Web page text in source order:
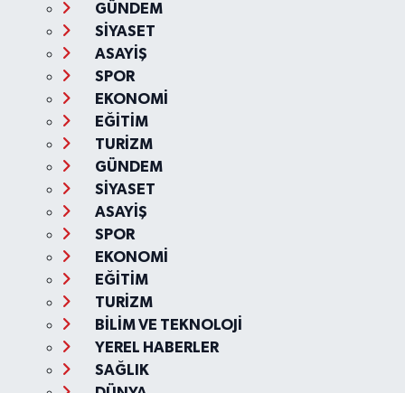
GÜNDEM
SİYASET
ASAYİŞ
SPOR
EKONOMİ
EĞİTİM
TURİZM
GÜNDEM
SİYASET
ASAYİŞ
SPOR
EKONOMİ
EĞİTİM
TURİZM
BİLİM VE TEKNOLOJİ
YEREL HABERLER
SAĞLIK